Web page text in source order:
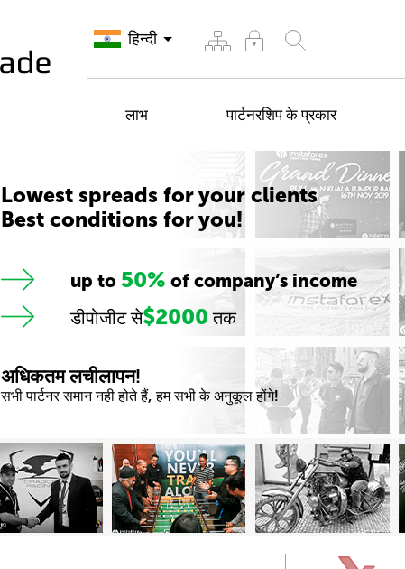
हिन्दी
लाभ पार्टनरशिप के प्रकार
Lowest spreads for your clients
Best conditions for you!
up to 50% of company’s income
डीपोजीट से$2000 तक
अधिकतम लचीलापन!
सभी पार्टनर समान नही होते हैं, हम सभी के अनुकूल होंगे!